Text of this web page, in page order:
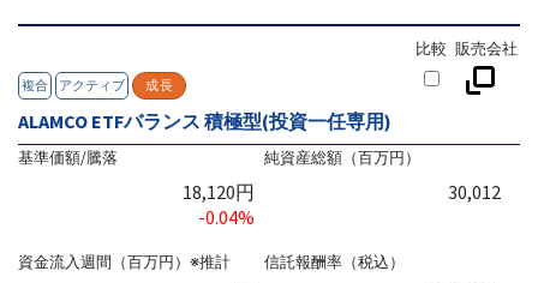
複合 アクティブ 成長
比較 販売会社
ALAMCO ETFバランス 積極型(投資一任専用)
基準価額/騰落
18,120円
-0.04%
純資産総額（百万円）
30,012
資金流入週間（百万円）※推計 信託報酬率（税込）